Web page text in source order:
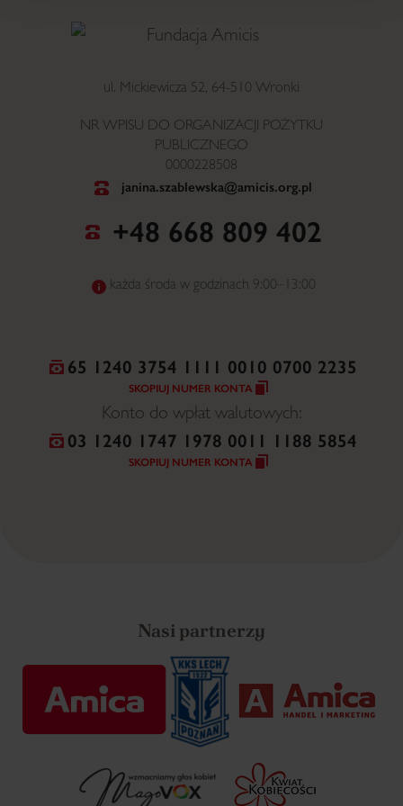
ul. Mickiewicza 52, 64-510 Wronki
NR WPISU DO ORGANIZACJI POŻYTKU
PUBLICZNEGO
0000228508
janina.szablewska@amicis.org.pl
+48 668 809 402
każda środa w godzinach 9:00–13:00
65 1240 3754 1111 0010 0700 2235
SKOPIUJ NUMER KONTA
Konto do wpłat walutowych:
03 1240 1747 1978 0011 1188 5854
SKOPIUJ NUMER KONTA
Nasi partnerzy